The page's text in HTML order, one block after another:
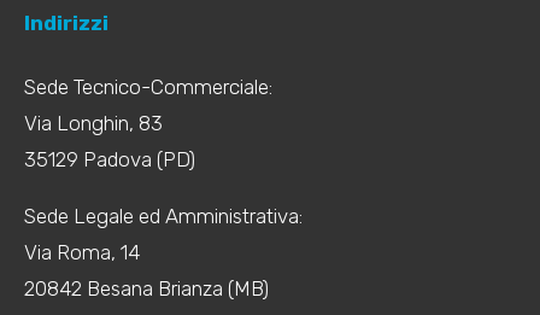
Indirizzi
Sede Tecnico-Commerciale:
Via Longhin, 83
35129 Padova (PD)
Sede Legale ed Amministrativa:
Via Roma, 14
20842 Besana Brianza (MB)